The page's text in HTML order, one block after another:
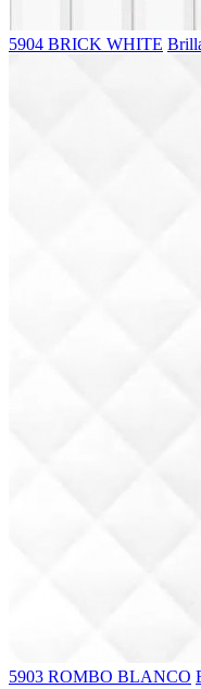
5904 BRICK WHITE
5903 ROMBO BLANCO